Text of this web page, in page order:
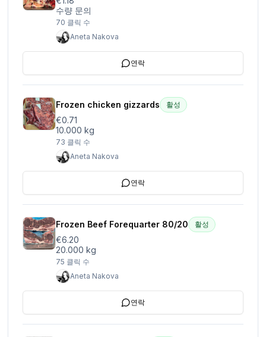
수량 문의
70 클릭 수
Aneta Nakova
연락
Frozen chicken gizzards 활성
€0.71
10.000 kg
73 클릭 수
Aneta Nakova
연락
Frozen Beef Forequarter 80/20 활성
€6.20
20.000 kg
75 클릭 수
Aneta Nakova
연락